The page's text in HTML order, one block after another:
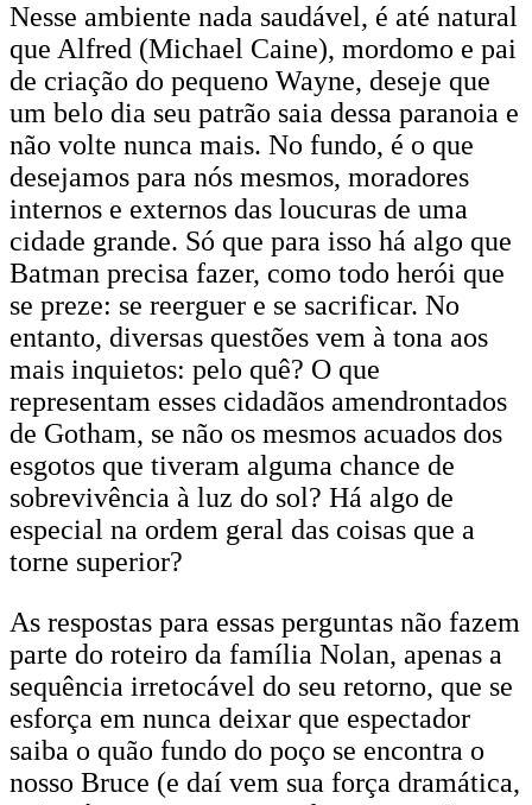
Nesse ambiente nada saudável, é até natural
que Alfred (Michael Caine), mordomo e pai
de criação do pequeno Wayne, deseje que
um belo dia seu patrão saia dessa paranoia e
não volte nunca mais. No fundo, é o que
desejamos para nós mesmos, moradores
internos e externos das loucuras de uma
cidade grande. Só que para isso há algo que
Batman precisa fazer, como todo herói que
se preze: se reerguer e se sacrificar. No
entanto, diversas questões vem à tona aos
mais inquietos: pelo quê? O que
representam esses cidadãos amendrontados
de Gotham, se não os mesmos acuados dos
esgotos que tiveram alguma chance de
sobrevivência à luz do sol? Há algo de
especial na ordem geral das coisas que a
torne superior?
As respostas para essas perguntas não fazem
parte do roteiro da família Nolan, apenas a
sequência irretocável do seu retorno, que se
esforça em nunca deixar que espectador
saiba o quão fundo do poço se encontra o
nosso Bruce (e daí vem sua força dramática,